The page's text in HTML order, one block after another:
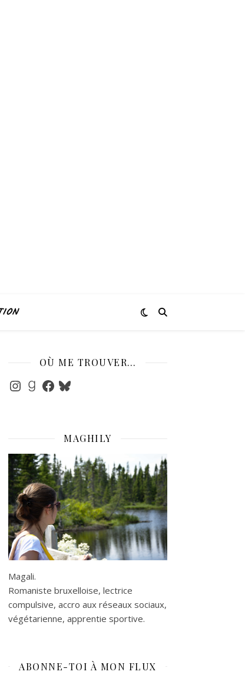
OÙ ME TROUVER…
Instagram
Goodreads
Facebook
Bluesky
MAGHILY
Magali.
Romaniste bruxelloise, lectrice
compulsive, accro aux réseaux sociaux,
végétarienne, apprentie sportive.
ABONNE-TOI À MON FLUX